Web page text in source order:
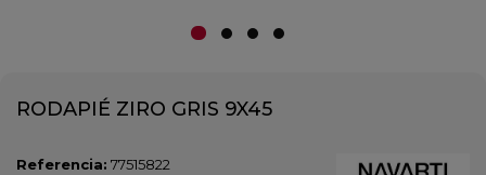
RODAPIÉ ZIRO GRIS 9X45
Referencia: 77515822